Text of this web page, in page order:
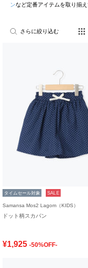
ンなど定番アイテムを取り揃え
さらに絞り込む
タイムセール対象 SALE
Samansa Mos2 Lagom（KIDS）
ドット柄スカパン
¥1,925 -50%OFF-